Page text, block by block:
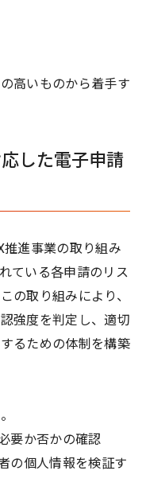
高いものから着手す
した電子申請
進事業の取り組み
ている各申請のリス
の取り組みにより、
強度を判定し、適切
るための体制を構築
要か否かの確認
の個人情報を検証す